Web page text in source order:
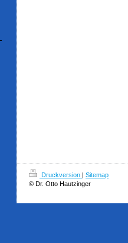
Druckversion | Sitemap
© Dr. Otto Hautzinger